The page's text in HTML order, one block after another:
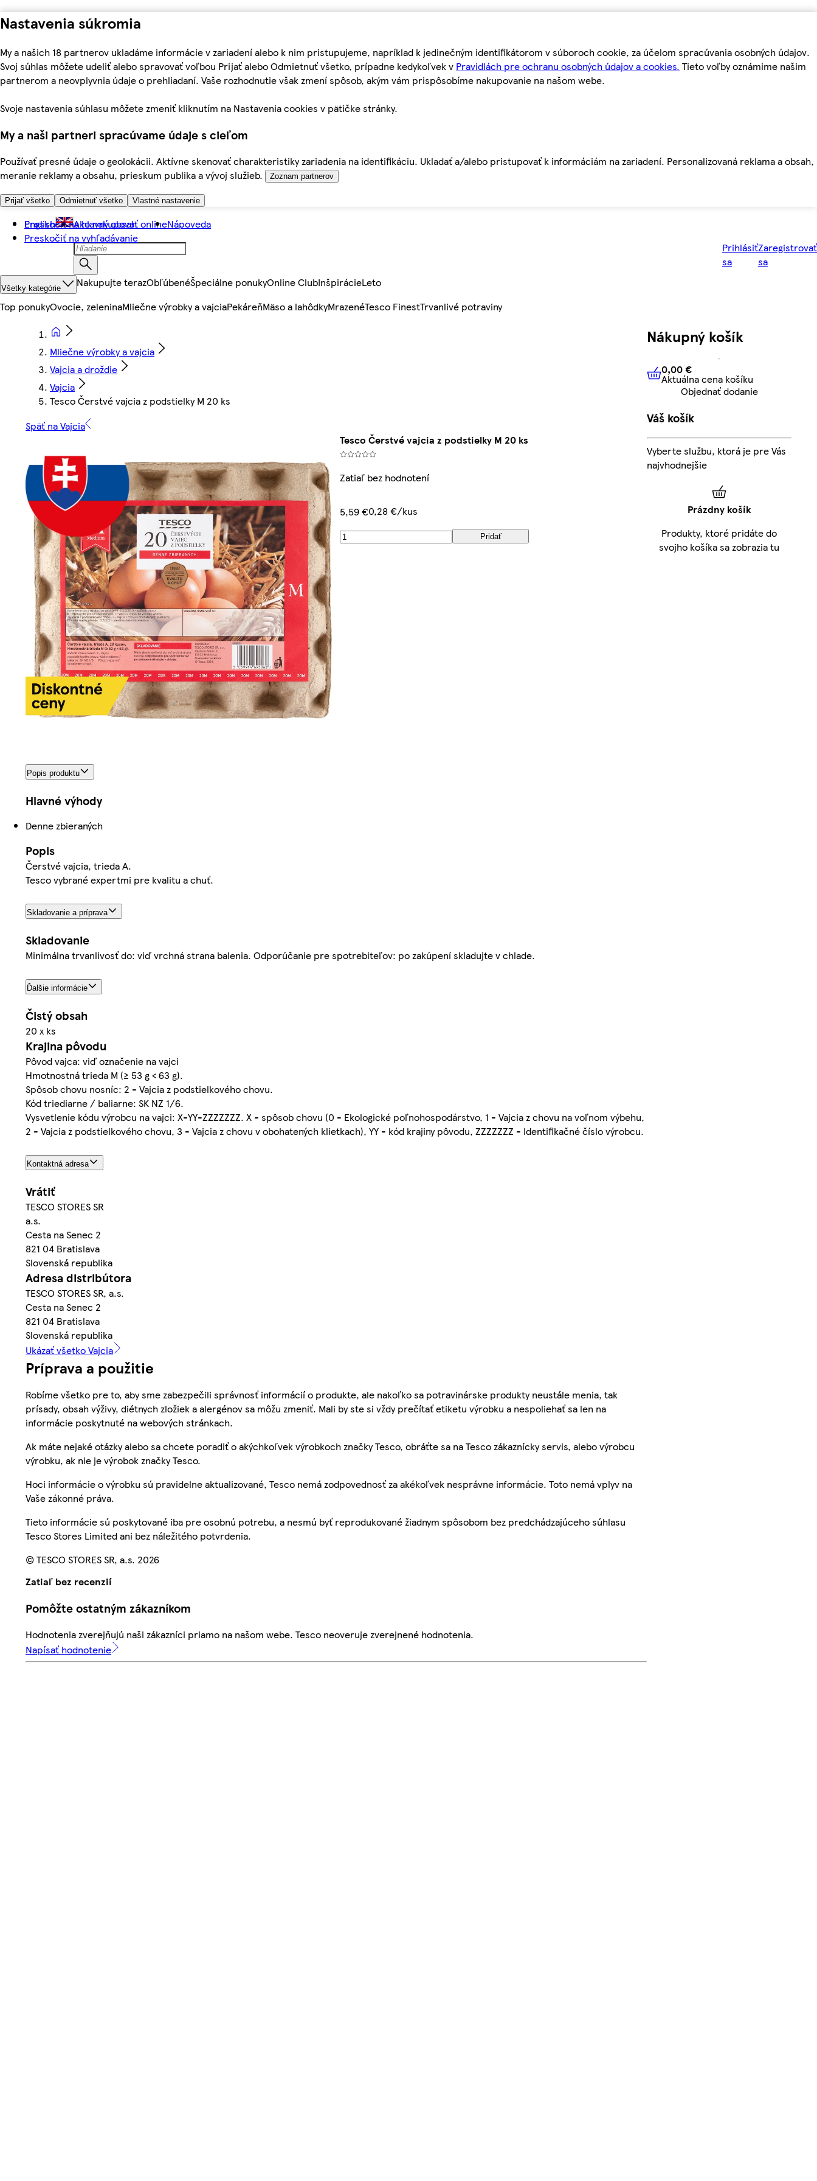
Nastavenia súkromia
My a našich 18 partnerov ukladáme informácie v zariadení alebo k nim pristupujeme, napríklad k jedinečným identifikátorom v súboroch cookie, za účelom spracúvania osobných údajov.
Svoj súhlas môžete udeliť alebo spravovať voľbou Prijať alebo Odmietnuť všetko, prípadne kedykoľvek v Pravidlách pre ochranu osobných údajov a cookies. Tieto voľby oznámime našim
partnerom a neovplyvnia údaje o prehliadaní. Vaše rozhodnutie však zmení spôsob, akým vám prispôsobíme nakupovanie na našom webe.
Svoje nastavenia súhlasu môžete zmeniť kliknutím na Nastavenia cookies v pätičke stránky.
My a naši partneri spracúvame údaje s cieľom
Používať presné údaje o geolokácii. Aktívne skenovať charakteristiky zariadenia na identifikáciu. Ukladať a/alebo pristupovať k informáciám na zariadení. Personalizovaná reklama a obsah,
meranie reklamy a obsahu, prieskum publika a vývoj služieb.
Zoznam partnerov
Prijať všetko Odmietnuť všetko Vlastné nastavenie
Preskočiť na hlavný obsah
Preskočiť na vyhľadávanie
English Ako nakupovať onlineNápoveda
Prihlásiť
sa
Zaregistrovať
sa
Všetky kategórie Nakupujte terazObľúbenéŠpeciálne ponukyOnline ClubInšpirácieLeto
Top ponukyOvocie, zeleninaMliečne výrobky a vajciaPekáreňMäso a lahôdkyMrazenéTesco FinestTrvanlivé potraviny
Mliečne výrobky a vajcia
Vajcia a droždie
Vajcia
Tesco Čerstvé vajcia z podstielky M 20 ks
Späť na Vajcia
Tesco Čerstvé vajcia z podstielky M 20 ks
Zatiaľ bez hodnotení
5,59 €0,28 €/kus
Pridať
Popis produktu
Hlavné výhody
Denne zbieraných
Popis
Čerstvé vajcia, trieda A.
Tesco vybrané expertmi pre kvalitu a chuť.
Skladovanie a príprava
Skladovanie
Minimálna trvanlivosť do: viď vrchná strana balenia. Odporúčanie pre spotrebiteľov: po zakúpení skladujte v chlade.
Ďalšie informácie
Čistý obsah
20 x ks
Krajina pôvodu
Pôvod vajca: viď označenie na vajci
Hmotnostná trieda M (≥ 53 g < 63 g).
Spôsob chovu nosníc: 2 - Vajcia z podstielkového chovu.
Kód triediarne / baliarne: SK NZ 1/6.
Vysvetlenie kódu výrobcu na vajci: X-YY-ZZZZZZZ. X - spôsob chovu (0 - Ekologické poľnohospodárstvo, 1 - Vajcia z chovu na voľnom výbehu,
2 - Vajcia z podstielkového chovu, 3 - Vajcia z chovu v obohatených klietkach), YY - kód krajiny pôvodu, ZZZZZZZ - Identifikačné číslo výrobcu.
Kontaktná adresa
Vrátiť
TESCO STORES SR
a.s.
Cesta na Senec 2
821 04 Bratislava
Slovenská republika
Adresa distribútora
TESCO STORES SR, a.s.
Cesta na Senec 2
821 04 Bratislava
Slovenská republika
Ukázať všetko Vajcia
Príprava a použitie
Robíme všetko pre to, aby sme zabezpečili správnosť informácií o produkte, ale nakoľko sa potravinárske produkty neustále menia, tak
prísady, obsah výživy, diétnych zložiek a alergénov sa môžu zmeniť. Mali by ste si vždy prečítať etiketu výrobku a nespoliehať sa len na
informácie poskytnuté na webových stránkach.
Ak máte nejaké otázky alebo sa chcete poradiť o akýchkoľvek výrobkoch značky Tesco, obráťte sa na Tesco zákaznícky servis, alebo výrobcu
výrobku, ak nie je výrobok značky Tesco.
Hoci informácie o výrobku sú pravidelne aktualizované, Tesco nemá zodpovednosť za akékoľvek nesprávne informácie. Toto nemá vplyv na
Vaše zákonné práva.
Tieto informácie sú poskytované iba pre osobnú potrebu, a nesmú byť reprodukované žiadnym spôsobom bez predchádzajúceho súhlasu
Tesco Stores Limited ani bez náležitého potvrdenia.
© TESCO STORES SR, a.s. 2026
Zatiaľ bez recenzií
Pomôžte ostatným zákazníkom
Hodnotenia zverejňujú naši zákazníci priamo na našom webe. Tesco neoveruje zverejnené hodnotenia.
Napísať hodnotenie
Nákupný košík
0,00 € Aktuálna cena košíku
0,00 €
Aktuálna cena košíku
Objednať dodanie
Váš košík
Vyberte službu, ktorá je pre Vás
najvhodnejšie
Prázdny košík
Produkty, ktoré pridáte do
svojho košíka sa zobrazia tu